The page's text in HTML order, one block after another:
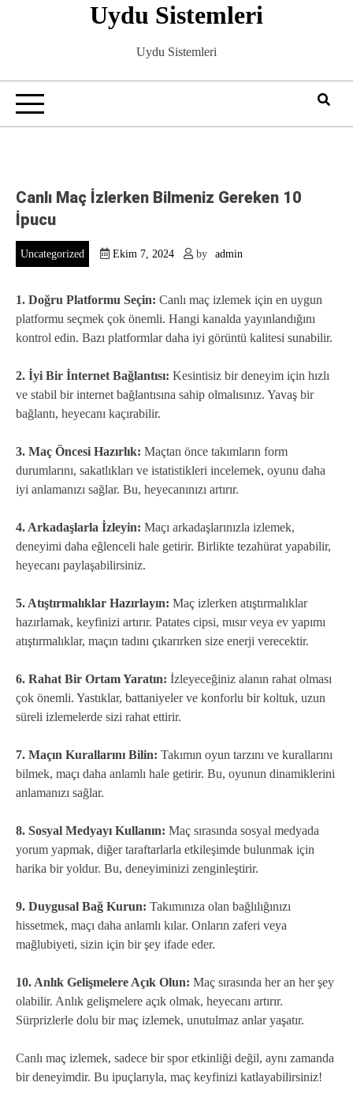
Uydu Sistemleri
Uydu Sistemleri
Canlı Maç İzlerken Bilmeniz Gereken 10
İpucu
Uncategorized Ekim 7, 2024 by admin
1. Doğru Platformu Seçin: Canlı maç izlemek için en uygun
platformu seçmek çok önemli. Hangi kanalda yayınlandığını
kontrol edin. Bazı platformlar daha iyi görüntü kalitesi sunabilir.
2. İyi Bir İnternet Bağlantısı: Kesintisiz bir deneyim için hızlı
ve stabil bir internet bağlantısına sahip olmalısınız. Yavaş bir
bağlantı, heyecanı kaçırabilir.
3. Maç Öncesi Hazırlık: Maçtan önce takımların form
durumlarını, sakatlıkları ve istatistikleri incelemek, oyunu daha
iyi anlamanızı sağlar. Bu, heyecanınızı artırır.
4. Arkadaşlarla İzleyin: Maçı arkadaşlarınızla izlemek,
deneyimi daha eğlenceli hale getirir. Birlikte tezahürat yapabilir,
heyecanı paylaşabilirsiniz.
5. Atıştırmalıklar Hazırlayın: Maç izlerken atıştırmalıklar
hazırlamak, keyfinizi artırır. Patates cipsi, mısır veya ev yapımı
atıştırmalıklar, maçın tadını çıkarırken size enerji verecektir.
6. Rahat Bir Ortam Yaratın: İzleyeceğiniz alanın rahat olması
çok önemli. Yastıklar, battaniyeler ve konforlu bir koltuk, uzun
süreli izlemelerde sizi rahat ettirir.
7. Maçın Kurallarını Bilin: Takımın oyun tarzını ve kurallarını
bilmek, maçı daha anlamlı hale getirir. Bu, oyunun dinamiklerini
anlamanızı sağlar.
8. Sosyal Medyayı Kullanın: Maç sırasında sosyal medyada
yorum yapmak, diğer taraftarlarla etkileşimde bulunmak için
harika bir yoldur. Bu, deneyiminizi zenginleştirir.
9. Duygusal Bağ Kurun: Takımınıza olan bağlılığınızı
hissetmek, maçı daha anlamlı kılar. Onların zaferi veya
mağlubiyeti, sizin için bir şey ifade eder.
10. Anlık Gelişmelere Açık Olun: Maç sırasında her an her şey
olabilir. Anlık gelişmelere açık olmak, heyecanı artırır.
Sürprizlerle dolu bir maç izlemek, unutulmaz anlar yaşatır.
Canlı maç izlemek, sadece bir spor etkinliği değil, aynı zamanda
bir deneyimdir. Bu ipuçlarıyla, maç keyfinizi katlayabilirsiniz!